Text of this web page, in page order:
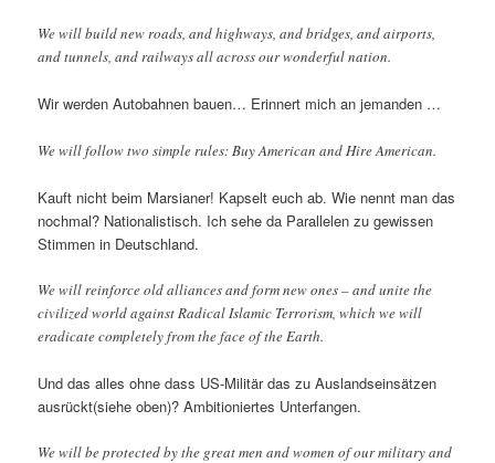
We will build new roads, and highways, and bridges, and airports,
and tunnels, and railways all across our wonderful nation.
Wir werden Autobahnen bauen… Erinnert mich an jemanden …
We will follow two simple rules: Buy American and Hire American.
Kauft nicht beim Marsianer! Kapselt euch ab. Wie nennt man das
nochmal? Nationalistisch. Ich sehe da Parallelen zu gewissen
Stimmen in Deutschland.
We will reinforce old alliances and form new ones – and unite the
civilized world against Radical Islamic Terrorism, which we will
eradicate completely from the face of the Earth.
Und das alles ohne dass US-Militär das zu Auslandseinsätzen
ausrückt(siehe oben)? Ambitioniertes Unterfangen.
We will be protected by the great men and women of our military and